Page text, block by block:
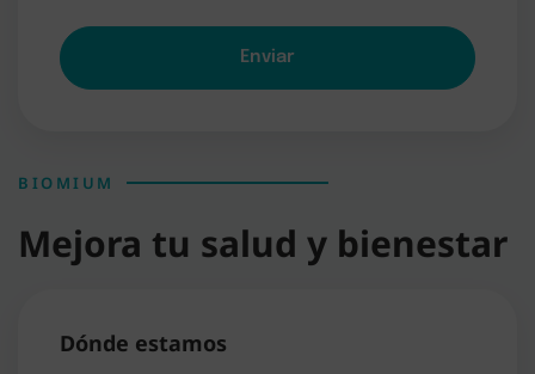
BIOMIUM
Mejora tu salud y bienestar
Dónde estamos
t